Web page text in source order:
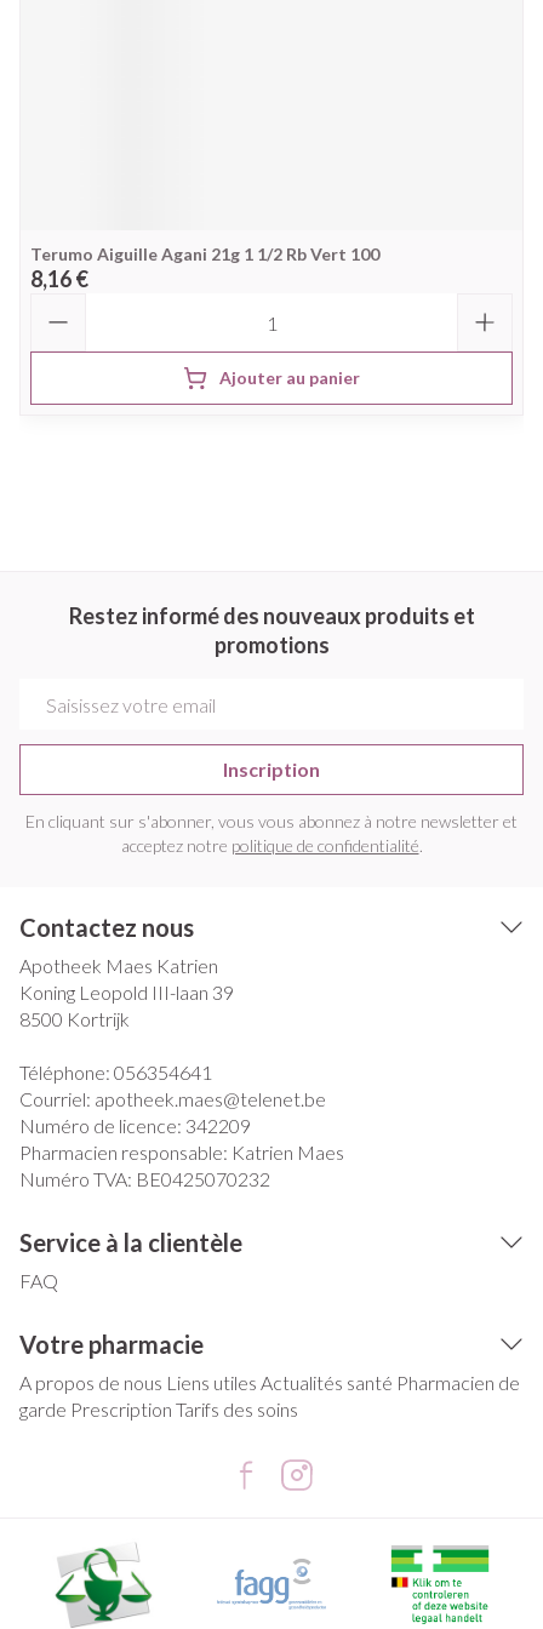
Terumo Aiguille Agani 21g 1 1/2 Rb Vert 100
8,16 €
Ajouter au panier
Restez informé des nouveaux produits et
promotions
Inscription
En cliquant sur s'abonner, vous vous abonnez à notre newsletter et
acceptez notre politique de confidentialité.
Contactez nous
Apotheek Maes Katrien
Koning Leopold III-laan 39
8500 Kortrijk
Téléphone: 056354641
Courriel: apotheek.maes@telenet.be
Numéro de licence: 342209
Pharmacien responsable: Katrien Maes
Numéro TVA: BE0425070232
Service à la clientèle
FAQ
Votre pharmacie
A propos de nous Liens utiles Actualités santé Pharmacien de
garde Prescription Tarifs des soins